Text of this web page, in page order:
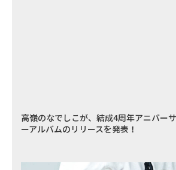
高嶺のなでしこが、結成4周年アニバー
ーアルバムのリリースを発表！